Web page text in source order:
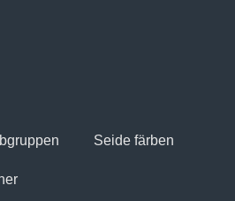
Seide färben